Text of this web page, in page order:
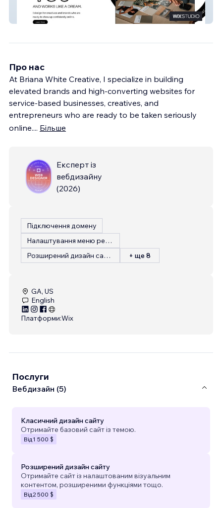
Briana White Creative
Про нас
At Briana White Creative, I specialize in building
elevated brands and high-converting websites for
service-based businesses, creatives, and
entrepreneurs who are ready to be taken seriously
online.... Більше
Експерт із
вебдизайну
(2026)
Підключення домену
Налаштування меню ресторану
Розширений дизайн сайту
+ ще 8
GA, US
English
Платформи:Wix
Послуги
Вебдизайн (5)
Класичний дизайн сайту
Отримайте базовий сайт із темою.
Від 1 500 $
Розширений дизайн сайту
Отримайте сайт із налаштованим візуальним
контентом, розширеними функціями тощо.
Від2 500 $